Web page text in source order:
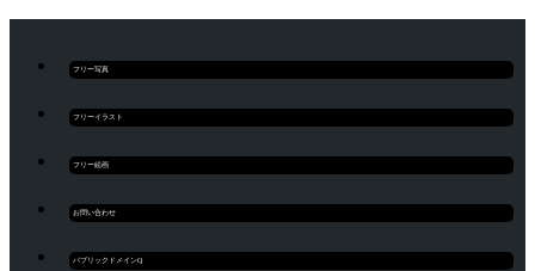
フリー写真
フリーイラスト
フリー絵画
お問い合わせ
パブリックドメインQ